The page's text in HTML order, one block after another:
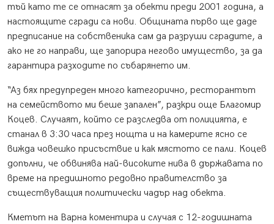
тъй като те се отнасят за обекти преди 2001 година, а
настоящите сгради са нови. Общината първо ще даде
предписание на собственика сам да разруши сградите, а
ако не го направи, ще запорира негово имущество, за да
гарантира разходите по събарянето им.
“Аз бях предупреден много категорично, ресторантът
на семейството ми беше запален”, разкри още Благомир
Коцев. Случаят, който се разследва от полицията, е
станал в 3:30 часа през нощта и на камерите ясно се
вижда човешко присъствие и как мястото се пали. Коцев
допълни, че обвинява най-високите нива в държавата по
време на предишното редовно правителство за
съществуващия политически чадър над обекта.
Кметът на Варна коментира и случая с 12-годишната